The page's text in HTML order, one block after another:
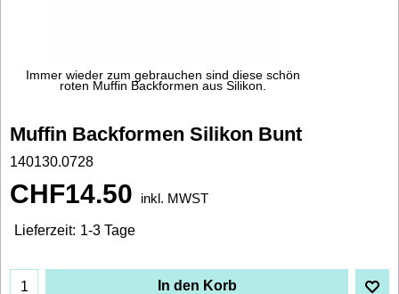
Immer wieder zum gebrauchen sind diese schön
roten Muffin Backformen aus Silikon.
Muffin Backformen Silikon Bunt
140130.0728
CHF14.50 inkl. MWST
Lieferzeit: 1-3 Tage
In den Korb